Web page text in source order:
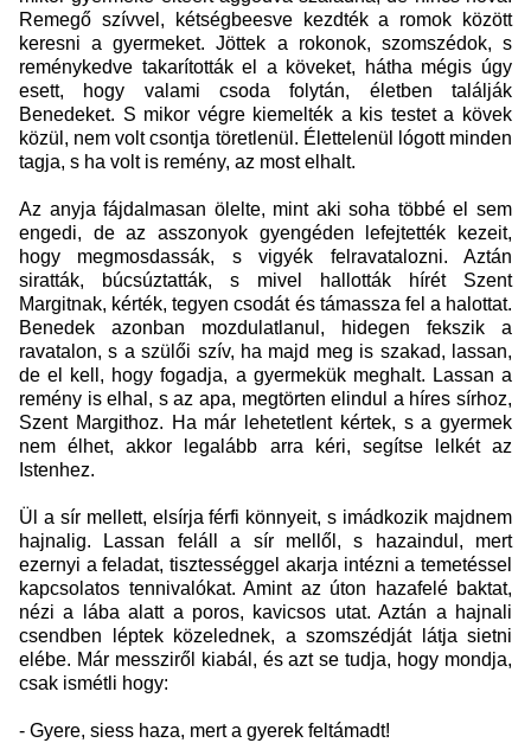
Remegő szívvel, kétségbeesve kezdték a romok között
keresni a gyermeket. Jöttek a rokonok, szomszédok, s
reménykedve takarították el a köveket, hátha mégis úgy
esett, hogy valami csoda folytán, életben találják
Benedeket. S mikor végre kiemelték a kis testet a kövek
közül, nem volt csontja töretlenül. Élettelenül lógott minden
tagja, s ha volt is remény, az most elhalt.
Az anyja fájdalmasan ölelte, mint aki soha többé el sem
engedi, de az asszonyok gyengéden lefejtették kezeit,
hogy megmosdassák, s vigyék felravatalozni. Aztán
siratták, búcsúztatták, s mivel hallották hírét Szent
Margitnak, kérték, tegyen csodát és támassza fel a halottat.
Benedek azonban mozdulatlanul, hidegen fekszik a
ravatalon, s a szülői szív, ha majd meg is szakad, lassan,
de el kell, hogy fogadja, a gyermekük meghalt. Lassan a
remény is elhal, s az apa, megtörten elindul a híres sírhoz,
Szent Margithoz. Ha már lehetetlent kértek, s a gyermek
nem élhet, akkor legalább arra kéri, segítse lelkét az
Istenhez.
Ül a sír mellett, elsírja férfi könnyeit, s imádkozik majdnem
hajnalig. Lassan feláll a sír mellől, s hazaindul, mert
ezernyi a feladat, tisztességgel akarja intézni a temetéssel
kapcsolatos tennivalókat. Amint az úton hazafelé baktat,
nézi a lába alatt a poros, kavicsos utat. Aztán a hajnali
csendben léptek közelednek, a szomszédját látja sietni
elébe. Már messziről kiabál, és azt se tudja, hogy mondja,
csak ismétli hogy:
- Gyere, siess haza, mert a gyerek feltámadt!